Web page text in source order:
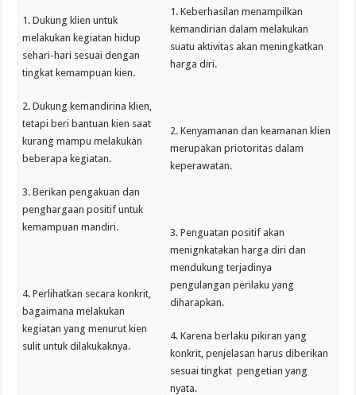
1. Dukung klien untuk
melakukan kegiatan hidup
sehari-hari sesuai dengan
tingkat kemampuan kien.
2. Dukung kemandirina klien,
tetapi beri bantuan kien saat
kurang mampu melakukan
beberapa kegiatan.
3. Berikan pengakuan dan
penghargaan positif untuk
kemampuan mandiri.
4. Perlihatkan secara konkrit,
bagaimana melakukan
kegiatan yang menurut kien
sulit untuk dilakukaknya.
1. Keberhasilan menampilkan
kemandirian dalam melakukan
suatu aktivitas akan meningkatkan
harga diri.
2. Kenyamanan dan keamanan klien
merupakan priotoritas dalam
keperawatan.
3. Penguatan positif akan
menignkatakan harga diri dan
mendukung terjadinya
pengulangan perilaku yang
diharapkan.
4. Karena berlaku pikiran yang
konkrit, penjelasan harus diberikan
sesuai tingkat pengetian yang
nyata.